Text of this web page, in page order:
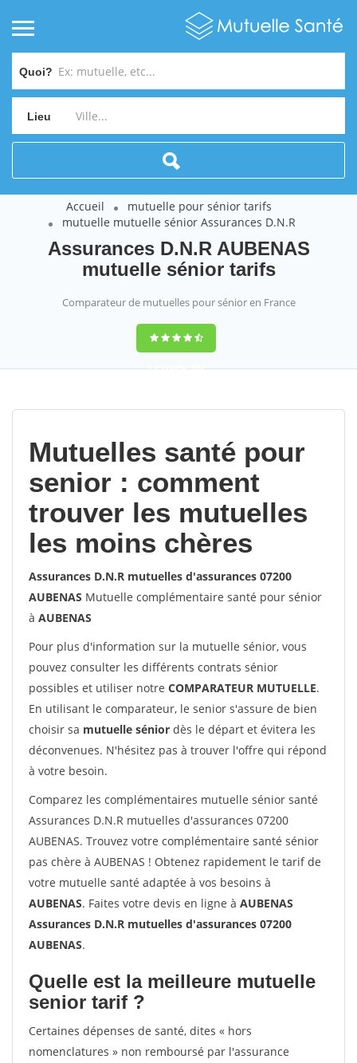
Quoi?
Lieu
Accueil
mutuelle pour sénior tarifs
mutuelle mutuelle sénior Assurances D.N.R
Assurances D.N.R AUBENAS
mutuelle sénior tarifs
Comparateur de mutuelles pour sénior en France
9,2(100%)452
Mutuelles santé pour
senior : comment
trouver les mutuelles
les moins chères
Assurances D.N.R mutuelles d'assurances 07200
AUBENAS Mutuelle complémentaire santé pour sénior
à AUBENAS
Pour plus d'information sur la mutuelle sénior, vous
pouvez consulter les différents contrats sénior
possibles et utiliser notre COMPARATEUR MUTUELLE.
En utilisant le comparateur, le senior s'assure de bien
choisir sa mutuelle sénior dès le départ et évitera les
déconvenues. N'hésitez pas à trouver l'offre qui répond
à votre besoin.
Comparez les complémentaires mutuelle sénior santé
Assurances D.N.R mutuelles d'assurances 07200
AUBENAS. Trouvez votre complémentaire santé sénior
pas chère à AUBENAS ! Obtenez rapidement le tarif de
votre mutuelle santé adaptée à vos besoins à
AUBENAS. Faites votre devis en ligne à AUBENAS
Assurances D.N.R mutuelles d'assurances 07200
AUBENAS.
Quelle est la meilleure mutuelle
senior tarif ?
Certaines dépenses de santé, dites « hors
nomenclatures » non remboursé par l'assurance